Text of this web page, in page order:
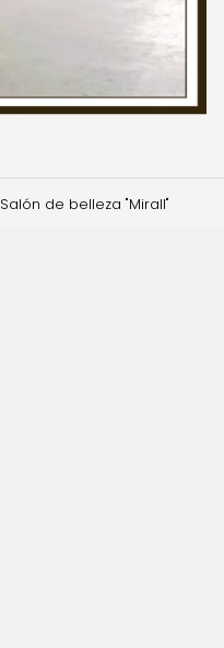
Salón de belleza "Mirall"